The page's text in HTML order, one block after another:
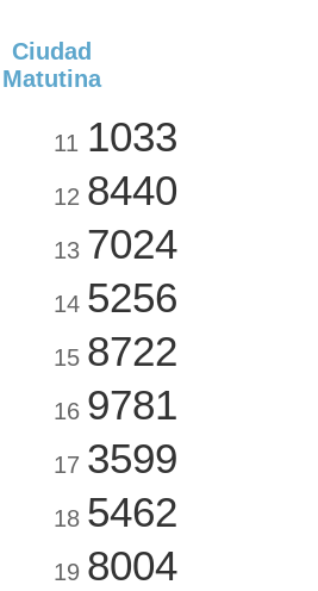
Ciudad
Matutina
11 1033
12 8440
13 7024
14 5256
15 8722
16 9781
17 3599
18 5462
19 8004